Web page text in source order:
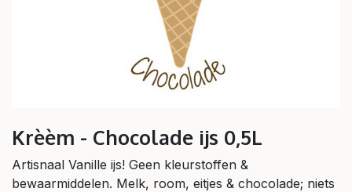
Krèèm - Chocolade ijs 0,5L
Artisnaal Vanille ijs! Geen kleurstoffen &
bewaarmiddelen. Melk, room, eitjes & chocolade; niets